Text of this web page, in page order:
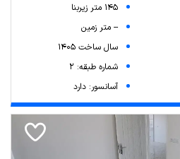
145 متر زیربنا
-- متر زمین
سال ساخت 1405
شماره طبقه: 2
آسانسور: دارد